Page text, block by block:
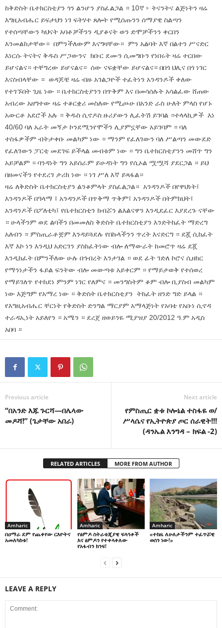
ከቅድስት ቤተክርስቲያን ጎን ልንሆን ያስፈልጋል ። 10ኛ ፦ ትናንትና ልጅነትን ዛሬ
እግዚአብሔር ይፍታህን ነገ ፍትሃተ ጸሎት የሚሰጡንን ሰማያዊ ስልጣን
የተሰጣቸውን ካህናት አባቶቻችንን ዲያቆናት ወን ድሞቻችንን ቀርበን
እንመልከታቸው። በምንችለውም እናግዛቸው። ምን አልባት እኛ በልተን ሥናድር
እነርሱ ትናትና ቅዱስ ሥጋውንና ክቡር ደሙን ሲመግቡን የነበሩት ዛሬ ተርበው
ይሆናልና። ተቸግረው ይሆናልና። ሰው ናፍቋቸው ይሆናልና። በበጎ ህሊና በጎ ነገር
እናስብላቸው ። ወዳጆቼ ዛሬ ብዙ አገልጋዮች ተፈትነን አንዳንዶች ቀለው
የተገኙበት ጊዜ ነው ። ቤተክርስቲያንን በጥቅም እና በመሳሰሉት አሳልፈው ሸጠው
አብረው አዘግተው ዛሬ ተቆርቋሪ መስለው የሚጮሁ በአንድ ራስ ሁለት ምላስ የሆኑ
አውርቶ አደሮች አሉ ። ቅዱስ ሲኖዶስ ዙሪያውን ሊፈትሽ ይገባል ።ተላላኪዎች እነ
40/60 ባለ አራት መኝታ ኮንደሚንየሞችን ሊያምኗቸው አይገባም ። ባለ
ተስፋዎችም ብትታቀቡ መልካም ነው ። ማንም የፈለገውን ባለ ሥልጣን መውደድ
የፈለገውን ፓርቲ መደገፍ ይችላል መብቱም ነው ። ግን ቤተክርስቲያንን መሸጥ ግን
አይቻልም ። ባንዳነት ግን አይሰራም ይሁዳነት ግን የሲኦል ሟሟሻ ያደርጋል ። ይህ
በዘመናችን የተደረገ ታሪክ ነው ። ነገ ሥለ እኛ ይጻፋል።
ዛሬ ለቅድስት ቤተክርስቲያን ልንቆምላት ያስፈልጋል። አንዳንዶች በየዋህነት፤
እንዳንዶች በዓላማ ፤ አንዳንዶች በጥቅማ ጥቅም፤ አንዳንዶች በትምክህት፤
አንዳንዶች በፖለቲካ፤ የቤተክርስቲን ክብሯን ልእልናዋን እንዲደፈር እያደረጉ ናቸው
። ሁላችንም ወደ ልባችን በመመለስ ቅድስት ቤተክርስቲያን እንድትከፈት ማድረግ
አለብን ። ምስጢራቶቿም እንዳይጓደሉ የበኩላችንን ጥረት እናድርግ ። ደጇ ሲከፈት
እኛ እኮ ነን እንዲህ አድርገን ያስከፈትነው ብሎ ለማውራት ከመሮጥ ዛሬ ደጇ
እንዲከፈት በምንችለው ሁሉ በኅብረት እንታገል ። ወደ ፊት ገድለ ኮሮና ሲዘከር
የማንነታችን ፋይል ፍንትው ብሎ መውጣቱ አይቀርም ። የማይታወቅ የተሰወረ
የማይገለጥ የተከደነ ምንም ነገር የለምና ። መንግስትም ቆም ብሎ ቢያስብ መልካም
ነው እጅግም የአማረ ነው ። ቅድስት ቤተክርስቲያን ትከፈት ዘንድ ግድ ይላል ።
የእግዚአብሔር ቸርነት የቅድስት ድንግል ማርያም አማላጅነት የአባቴ የአቡነ ሲኖዳ
ተራዳኢነት አይለየን ። አሜን ። ደረጀ ዘወይንዬ ሚያዝያ 20/2012 ዓ.ም አዲስ
አበባ ።
Previous article
“በአንድ እጁ ጉርሻ—በሌላው
መዶሻ!” (ጌታቸው አበራ)
Next article
የምስጢር ቋቱ ኮሎኔል ተስፋዬ ወ/
ሥላሴና የኢትዮጵያ ጦር ሰራዊት!!!
(ዳንኤል እንግዳ – ክፍል -2)
RELATED ARTICLES MORE FROM AUTHOR
Amharic
በዐማራ ደም የጨቀየው ርእዮትና
አመለካከቱ!
Amharic
የፅምዶ ስትራቴጂያዊ ፍላጎቶች
እና ፅምዶን የተቀላቀለው
የአፋብን ክንፍ!
Amharic
«ተከዜ ለሁለታችንም ተፈጥሯዊ
ወሰን ነው!»
LEAVE A REPLY